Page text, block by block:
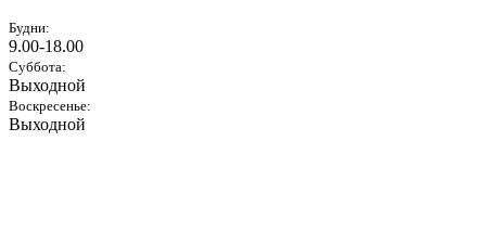
Будни:
9.00-18.00
Суббота:
Выходной
Воскресенье:
Выходной